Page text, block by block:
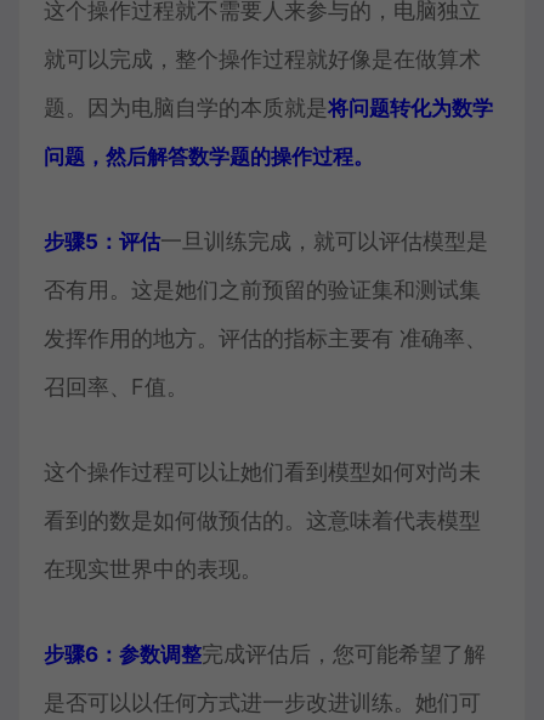
这个操作过程就不需要人来参与的，电脑独立
就可以完成，整个操作过程就好像是在做算术
题。因为电脑自学的本质就是将问题转化为数学
问题，然后解答数学题的操作过程。
步骤5：评估一旦训练完成，就可以评估模型是
否有用。这是她们之前预留的验证集和测试集
发挥作用的地方。评估的指标主要有 准确率、
召回率、F值。
这个操作过程可以让她们看到模型如何对尚未
看到的数是如何做预估的。这意味着代表模型
在现实世界中的表现。
步骤6：参数调整完成评估后，您可能希望了解
是否可以以任何方式进一步改进训练。她们可